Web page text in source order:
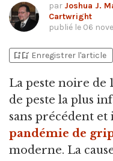
par Joshua J.
Cartwright
publié le 06
bookmark_addbookmark_added Enregistrer l'article
La peste noire de
de peste la plus
sans précédent et
pandémie de
moderne. La